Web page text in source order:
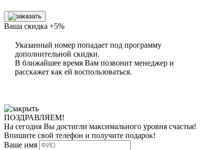
Ваша скидка +5%
Указанный номер попадает под программу
дополнительной скидки.
В ближайшее время Вам позвонит менеджер и
расскажет как ей воспользоваться.
ПОЗДРАВЛЯЕМ!
На сегодня Вы достигли максимального уровня счастья!
Впишите свой телефон и получите подарок!
Ваше имя